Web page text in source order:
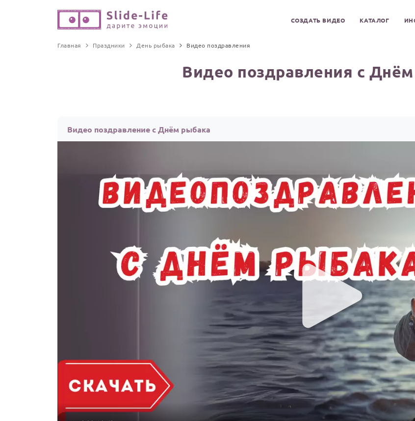
СОЗДАТЬ ВИДЕО КАТАЛОГ
Главная Праздники День рыбака Видео поздравления
Видео поздравления с
Видео поздравление с Днём рыбака